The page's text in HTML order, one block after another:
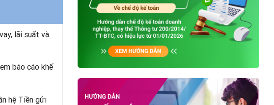
lãi suất và
báo cáo khế
hệ Tiền gửi